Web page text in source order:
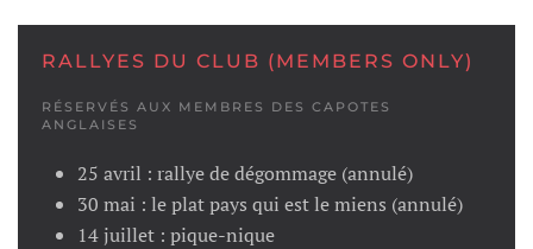
RALLYES DU CLUB (MEMBERS ONLY)
RÉSERVÉS AUX MEMBRES DES CAPOTES
ANGLAISES
25 avril : rallye de dégommage (annulé)
30 mai : le plat pays qui est le miens (annulé)
14 juillet : pique-nique